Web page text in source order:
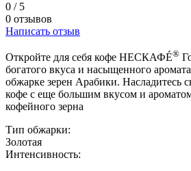
0 / 5
0 отзывов
Написать отзыв
Откройте для себя кофе НЕСКАФÉ®
богатого вкуса и насыщенного
обжарке зерен Арабики. Насладитесь
кофе с еще большим вкусом и
кофейного зерна
Тип обжарки:
Золотая
Интенсивность: